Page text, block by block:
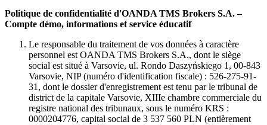
Politique de confidentialité d'OANDA TMS Brokers S.A. –
Compte démo, informations et service éducatif
Le responsable du traitement de vos données à caractère
personnel est OANDA TMS Brokers S.A., dont le siège
social est situé à Varsovie, ul. Rondo Daszyńskiego 1, 00-843
Varsovie, NIP (numéro d'identification fiscale) : 526-275-91-
31, dont le dossier d'enregistrement est tenu par le tribunal de
district de la capitale Varsovie, XIIIe chambre commerciale du
registre national des tribunaux, sous le numéro KRS :
0000204776, capital social de 3 537 560 PLN (entièrement